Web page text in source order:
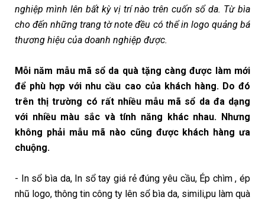
nghiệp mình lên bất kỳ vị trí nào trên cuốn sổ da. Từ bìa
cho đến những trang tờ note đều có thể in logo quảng bá
thương hiệu của doanh nghiệp được.
Mỗi năm mẫu mã sổ da quà tặng càng được làm mới
để phù hợp với nhu cầu cao của khách hàng. Do đó
trên thị trường có rất nhiều mẫu mã sổ da đa dạng
với nhiều màu sắc và tính năng khác nhau. Nhưng
không phải mẫu mã nào cũng được khách hàng ưa
chuộng.
- In sổ bìa da, In sổ tay giá rẻ đúng yêu cầu, Ép chìm , ép
nhũ logo, thông tin công ty lên sổ bìa da, simili,pu làm quà